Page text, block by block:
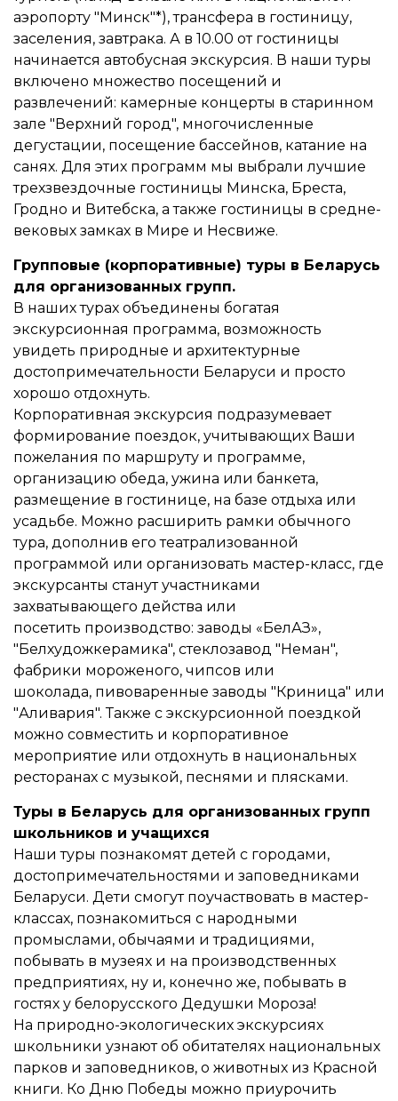
аэропорту "Минск"*), трансфера в гостиницу,
заселения, завтрака. А в 10.00 от гос­ти­ни­цы
начинается автобусная экскурсия. В наши туры
включено множество посещений и
развлечений: ка­мер­ные концерты в старинном
зале "Верхний город", многочисленные
дегустации, посещение бассейнов, катание на
санях. Для этих про­грамм мы выбрали лучшие
трехзвездочные гостиницы Минска, Бреста,
Гродно и Витебска, а также гости­ни­цы в сре­дне­
ве­ко­вых замках в Мире и Несвиже.
Групповые (корпоративные) туры в Беларусь
для организованных групп.
В наших турах объединены богатая
экскурсионная программа, возможность
увидеть природные и архитектурные
достопримечательности Беларуси и просто
хорошо отдохнуть.
Корпоративная экскурсия подразумевает
формирование поездок, учитывающих Ваши
пожелания по маршруту и программе,
организацию обеда, ужина или банкета,
размещение в гостинице, на базе отдыха или
усадьбе. Можно расширить рамки обычного
тура, дополнив его театрализованной
программой или организовать мастер-класс, где
экскурсанты станут участниками
захватывающего действа или
посетить производство: заводы «БелАЗ»,
"Белхудожкерамика", стеклозавод "Неман",
фабрики мороженого, чипсов или
шоколада, пивоваренные заводы "Криница" или
"Аливария". Также с экскурсионной поездкой
можно совместить и корпоративное
мероприятие или отдохнуть в национальных
ресторанах с музыкой, песнями и плясками.
Туры в Беларусь для организованных групп
школьников и учащихся
Наши туры познакомят детей с городами,
достопримечательностями и заповедниками
Беларуси. Дети смогут поучаствовать в мастер-
классах, познакомиться с народными
промыслами, обычаями и традициями,
побывать в музеях и на производственных
предприятиях, ну и, конечно же, побывать в
гостях у белорусского Дедушки Мороза!
На природно-экологических экскурсиях
школьники узнают об обитателях национальных
парков и заповедников, о животных из Красной
книги. Ко Дню Победы можно приурочить